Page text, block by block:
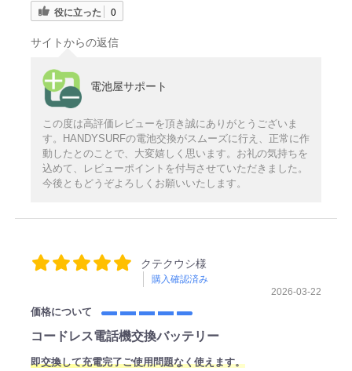
役に立った 0
サイトからの返信
電池屋サポート
この度は高評価レビューを頂き誠にありがとうございま
す。HANDYSURFの電池交換がスムーズに行え、正常に作
動したとのことで、大変嬉しく思います。お礼の気持ちを
込めて、レビューポイントを付与させていただきました。
今後ともどうぞよろしくお願いいたします。
クテクウシ様
購入確認済み
2026-03-22
価格について
コードレス電話機交換バッテリー
即交換して充電完了ご使用問題なく使えます。